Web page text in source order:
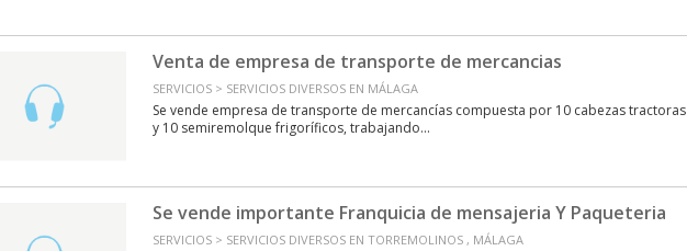
Venta de empresa de transporte de mercancias
SERVICIOS > SERVICIOS DIVERSOS EN MÁLAGA
Se vende empresa de transporte de mercancías compuesta por 10 cabezas tractoras
y 10 semiremolque frigoríficos, trabajando...
Se vende importante Franquicia de mensajeria Y Paqueteria
SERVICIOS > SERVICIOS DIVERSOS EN TORREMOLINOS , MÁLAGA